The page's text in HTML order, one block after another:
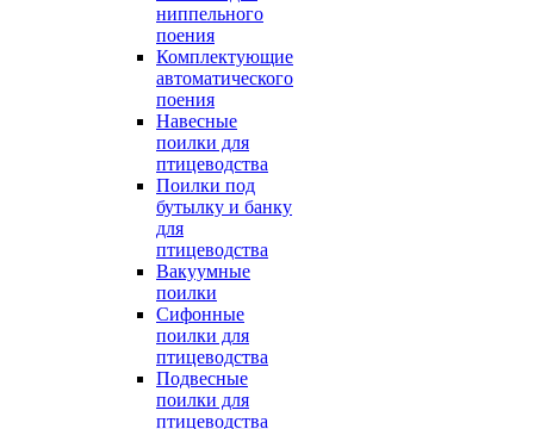
ниппельного
поения
Комплектующие
автоматического
поения
Навесные
поилки для
птицеводства
Поилки под
бутылку и банку
для
птицеводства
Вакуумные
поилки
Сифонные
поилки для
птицеводства
Подвесные
поилки для
птицеводства